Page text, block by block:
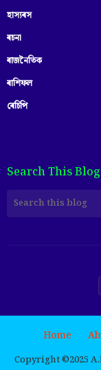
হাস্যৰস
ৰচনা
ৰাজনৈতিক
ৰাশিফল
ৰেচিপি
Search This Blog
Copyright ©️2025
Home